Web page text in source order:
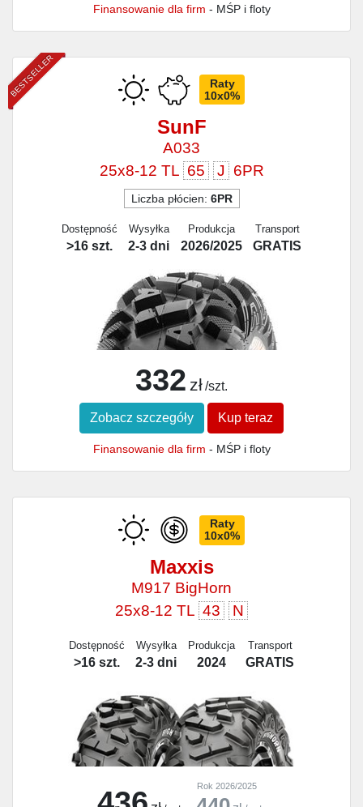
Finansowanie dla firm - MŚP i floty
BESTSELLER
Raty
10x0%
SunF
A033
25x8-12 TL 65 J 6PR
Liczba płócien: 6PR
Dostępność
>16 szt.
Wysyłka
2-3 dni
Produkcja
2026/2025
Transport
GRATIS
332 zł /szt.
Zobacz szczegóły Kup teraz
Finansowanie dla firm - MŚP i floty
Raty
10x0%
Maxxis
M917 BigHorn
25x8-12 TL 43 N
Dostępność
>16 szt.
Wysyłka
2-3 dni
Produkcja
2024
Transport
GRATIS
Rok 2026/2025